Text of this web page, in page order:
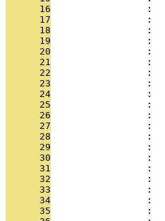
      16
:
      17
:
      18
:
      19
:
      20
:
      21
:
      22
:
      23
:
      24
:
      25
:
      26
:
      27
:
      28
:
      29
:
      30
:
      31
:
      32
:
      33
:
      34
:
      35
: